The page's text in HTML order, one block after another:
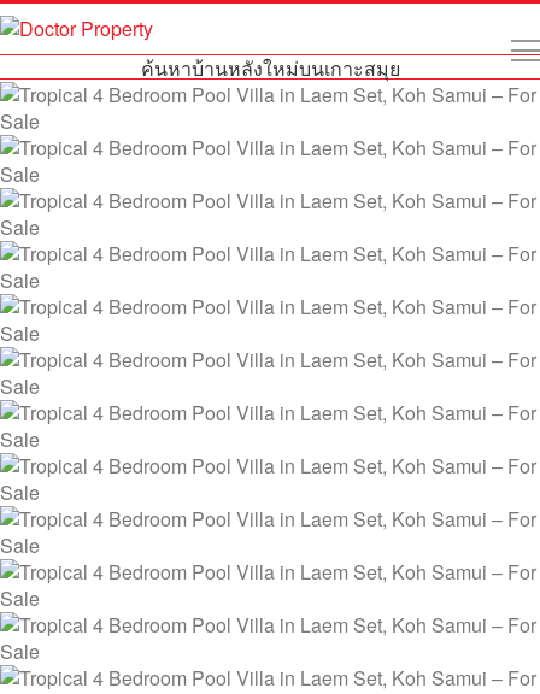
ค้นหาบ้านหลังใหม่บนเกาะสมุย